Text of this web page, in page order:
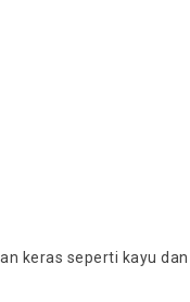
keras seperti kayu dan